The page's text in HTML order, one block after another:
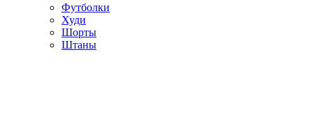
Футболки
Худи
Шорты
Штаны